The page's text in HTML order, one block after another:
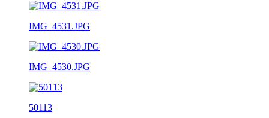
IMG_4531.JPG
IMG_4530.JPG
50113